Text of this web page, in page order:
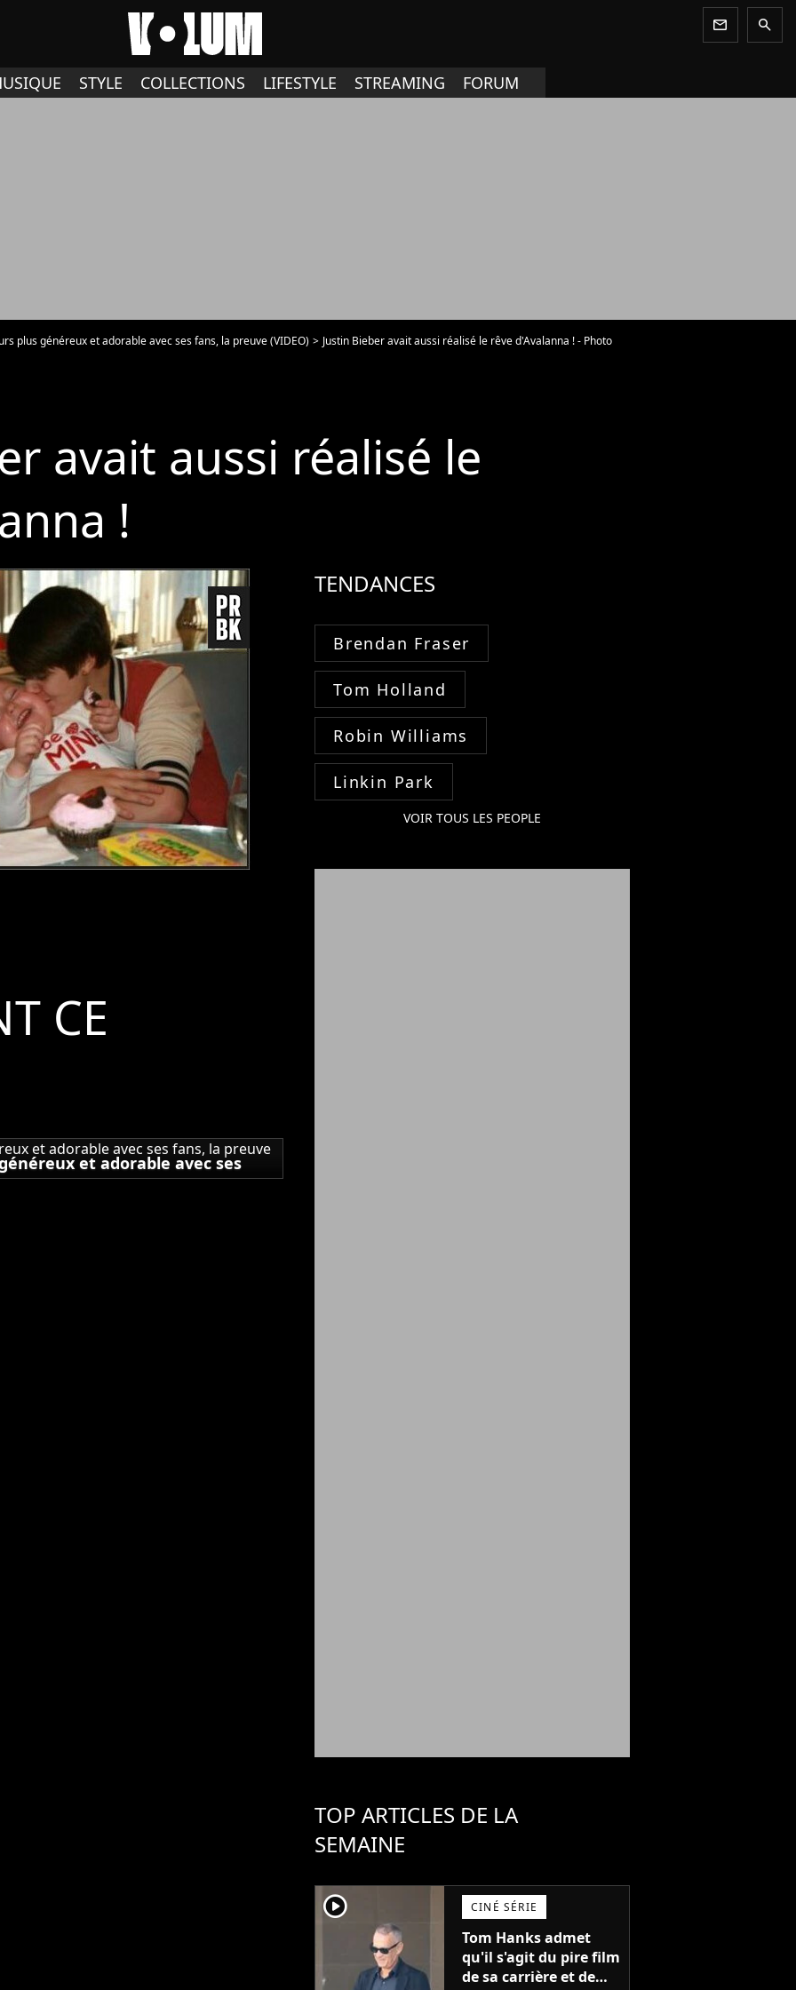
newsletter search
STYLE COLLECTIONS LIFESTYLE STREAMING FORUM
plus généreux et adorable avec ses fans, la preuve (VIDEO) Justin Bieber avait aussi réalisé le rêve d'Avalanna ! - Photo
avait aussi réalisé le
!
CE
et adorable avec ses
TENDANCES
Brendan Fraser
Tom Holland
Robin Williams
Linkin Park
VOIR TOUS LES PEOPLE
TOP ARTICLES DE LA
SEMAINE
player2 CINÉ SÉRIE
Tom Hanks admet
qu'il s'agit du pire film
de sa carrière et de